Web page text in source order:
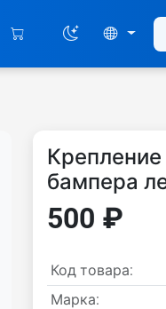
Крепление
бампера
500 ₽
Код товара:
Марка: